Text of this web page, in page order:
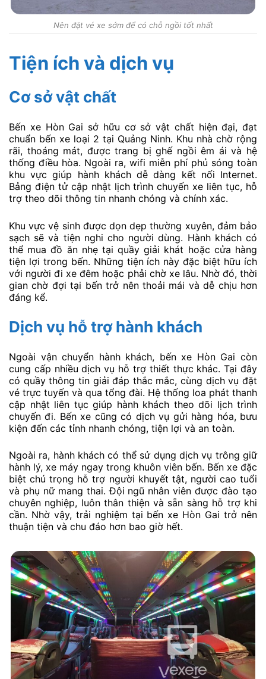
Nên đặt vé xe sớm để có chỗ ngồi tốt nhất
Tiện ích và dịch vụ
Cơ sở vật chất
Bến xe Hòn Gai sở hữu cơ sở vật chất hiện đại, đạt
chuẩn bến xe loại 2 tại Quảng Ninh. Khu nhà chờ rộng
rãi, thoáng mát, được trang bị ghế ngồi êm ái và hệ
thống điều hòa. Ngoài ra, wifi miễn phí phủ sóng toàn
khu vực giúp hành khách dễ dàng kết nối Internet.
Bảng điện tử cập nhật lịch trình chuyến xe liên tục, hỗ
trợ theo dõi thông tin nhanh chóng và chính xác.
Khu vực vệ sinh được dọn dẹp thường xuyên, đảm bảo
sạch sẽ và tiện nghi cho người dùng. Hành khách có
thể mua đồ ăn nhẹ tại quầy giải khát hoặc cửa hàng
tiện lợi trong bến. Những tiện ích này đặc biệt hữu ích
với người đi xe đêm hoặc phải chờ xe lâu. Nhờ đó, thời
gian chờ đợi tại bến trở nên thoải mái và dễ chịu hơn
đáng kể.
Dịch vụ hỗ trợ hành khách
Ngoài vận chuyển hành khách, bến xe Hòn Gai còn
cung cấp nhiều dịch vụ hỗ trợ thiết thực khác. Tại đây
có quầy thông tin giải đáp thắc mắc, cùng dịch vụ đặt
vé trực tuyến và qua tổng đài. Hệ thống loa phát thanh
cập nhật liên tục giúp hành khách theo dõi lịch trình
chuyến đi. Bến xe cũng có dịch vụ gửi hàng hóa, bưu
kiện đến các tỉnh nhanh chóng, tiện lợi và an toàn.
Ngoài ra, hành khách có thể sử dụng dịch vụ trông giữ
hành lý, xe máy ngay trong khuôn viên bến. Bến xe đặc
biệt chú trọng hỗ trợ người khuyết tật, người cao tuổi
và phụ nữ mang thai. Đội ngũ nhân viên được đào tạo
chuyên nghiệp, luôn thân thiện và sẵn sàng hỗ trợ khi
cần. Nhờ vậy, trải nghiệm tại bến xe Hòn Gai trở nên
thuận tiện và chu đáo hơn bao giờ hết.